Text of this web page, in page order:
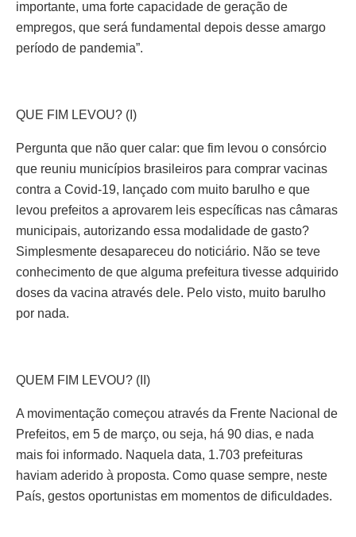
importante, uma forte capacidade de geração de
empregos, que será fundamental depois desse amargo
período de pandemia”.
QUE FIM LEVOU? (I)
Pergunta que não quer calar: que fim levou o consórcio
que reuniu municípios brasileiros para comprar vacinas
contra a Covid-19, lançado com muito barulho e que
levou prefeitos a aprovarem leis específicas nas câmaras
municipais, autorizando essa modalidade de gasto?
Simplesmente desapareceu do noticiário. Não se teve
conhecimento de que alguma prefeitura tivesse adquirido
doses da vacina através dele. Pelo visto, muito barulho
por nada.
QUEM FIM LEVOU? (II)
A movimentação começou através da Frente Nacional de
Prefeitos, em 5 de março, ou seja, há 90 dias, e nada
mais foi informado. Naquela data, 1.703 prefeituras
haviam aderido à proposta. Como quase sempre, neste
País, gestos oportunistas em momentos de dificuldades.